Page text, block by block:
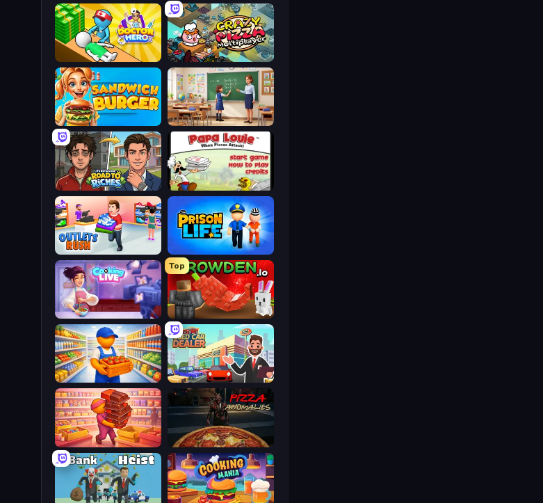
Crazy Pizza Multiplayer
Doctor Hero
High School Teacher Simulator
Sandwich Burger
Papa Louie: When Pizzas Attack
Life Simulator: Road to Riches
Prison Life
Outlets Rush
Top
Grow A Garden | Growden.io
Cooking Live
Used Car Dealer Tycoon
Supermarket Manager
Pizza Anomalies
Candy Packing Store